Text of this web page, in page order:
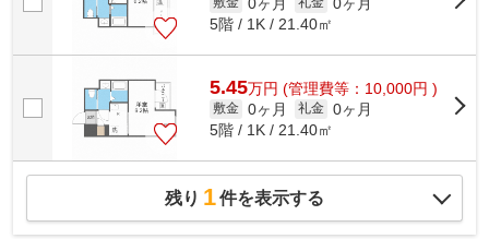
5階 / 1K / 21.40㎡
5.45万円 (管理費等：10,000円 )
敷金 0ヶ月 礼金 0ヶ月
5階 / 1K / 21.40㎡
残り 1件を表示する